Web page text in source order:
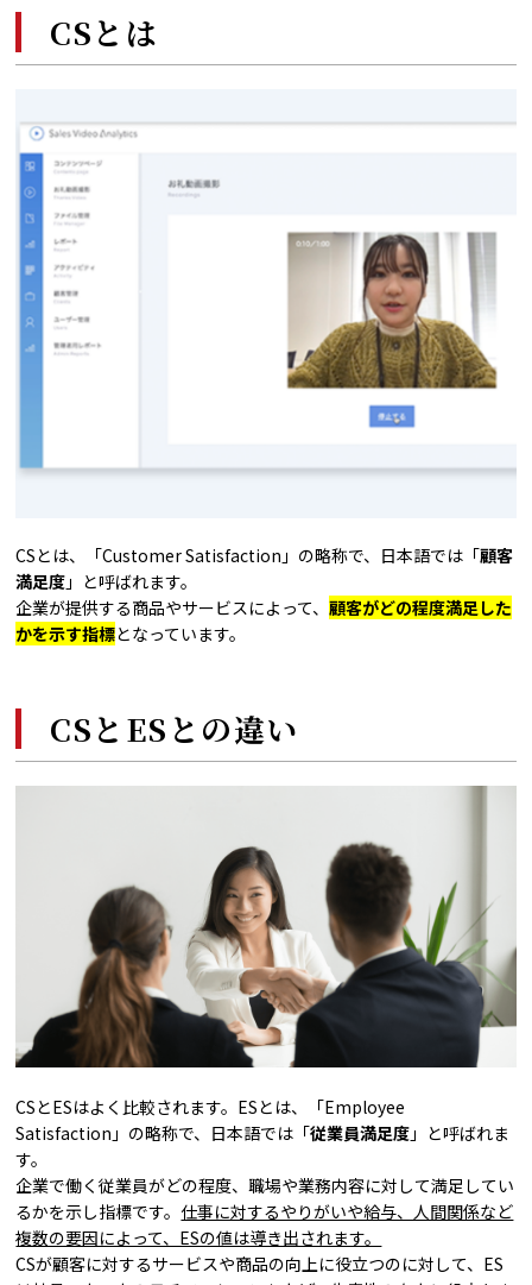
CSとは
CSとは、「Customer Satisfaction」の略称で、日本語では「顧客
満足度 」と呼ばれます。
企業が提供する商品やサービスによって、顧客がどの程度満足した
かを示す指標となっています。
CSとESとの違い
CSとESはよく比較されます。ESとは、「Employee
Satisfaction」の略称で、日本語では「従業員満足度 」と呼ばれま
す。
企業で働く従業員がどの程度、職場や業務内容に対して満足してい
るかを示し指標です。仕事に対するやりがいや給与、人間関係など
複数の要因によって、ESの値は導き出されます。
CSが顧客に対するサービスや商品の向上に役立つのに対して、ES